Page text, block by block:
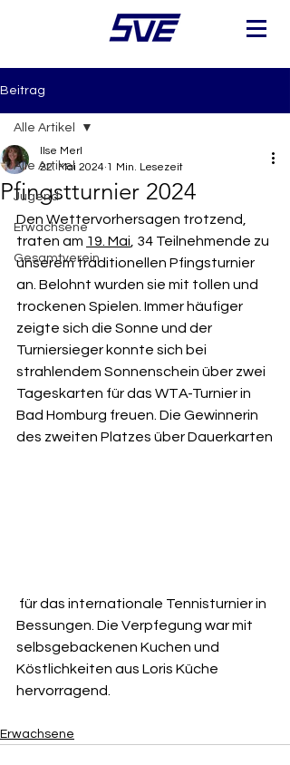
Beitrag
Alle Artikel
Jugend
Erwachsene
Gesamtverein
Alle Artikel
Pfingstturnier 2024
Ilse Merl
22. Mai 2024 1 Min. Lesezeit
Den Wettervorhersagen trotzend,
traten am 19. Mai , 34 Teilnehmende zu
unserem traditionellen Pfingsturnier
an. Belohnt wurden sie mit tollen und
trockenen Spielen. Immer häufiger
zeigte sich die Sonne und der
Turniersieger konnte sich bei
strahlendem Sonnenschein über zwei
Tageskarten für das WTA-Turnier in
Bad Homburg freuen. Die Gewinnerin
des zweiten Platzes über Dauerkarten
Bessungen. Die Verpfegung war mit
selbsgebackenen Kuchen und
Köstlichkeiten aus Loris Küche
hervorragend.
Erwachsene